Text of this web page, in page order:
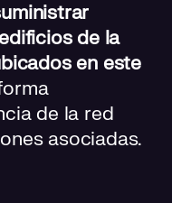
de la
en este
de la red
asociadas.